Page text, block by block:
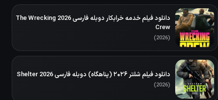
دانلود فیلم خدمه خرابکار دوبله فارسی 2026 The Wrecking
Crew
(2026)
دانلود فیلم شلتر ۲۰۲۶ (پناهگاه) دوبله فارسی Shelter 2026
(2026)